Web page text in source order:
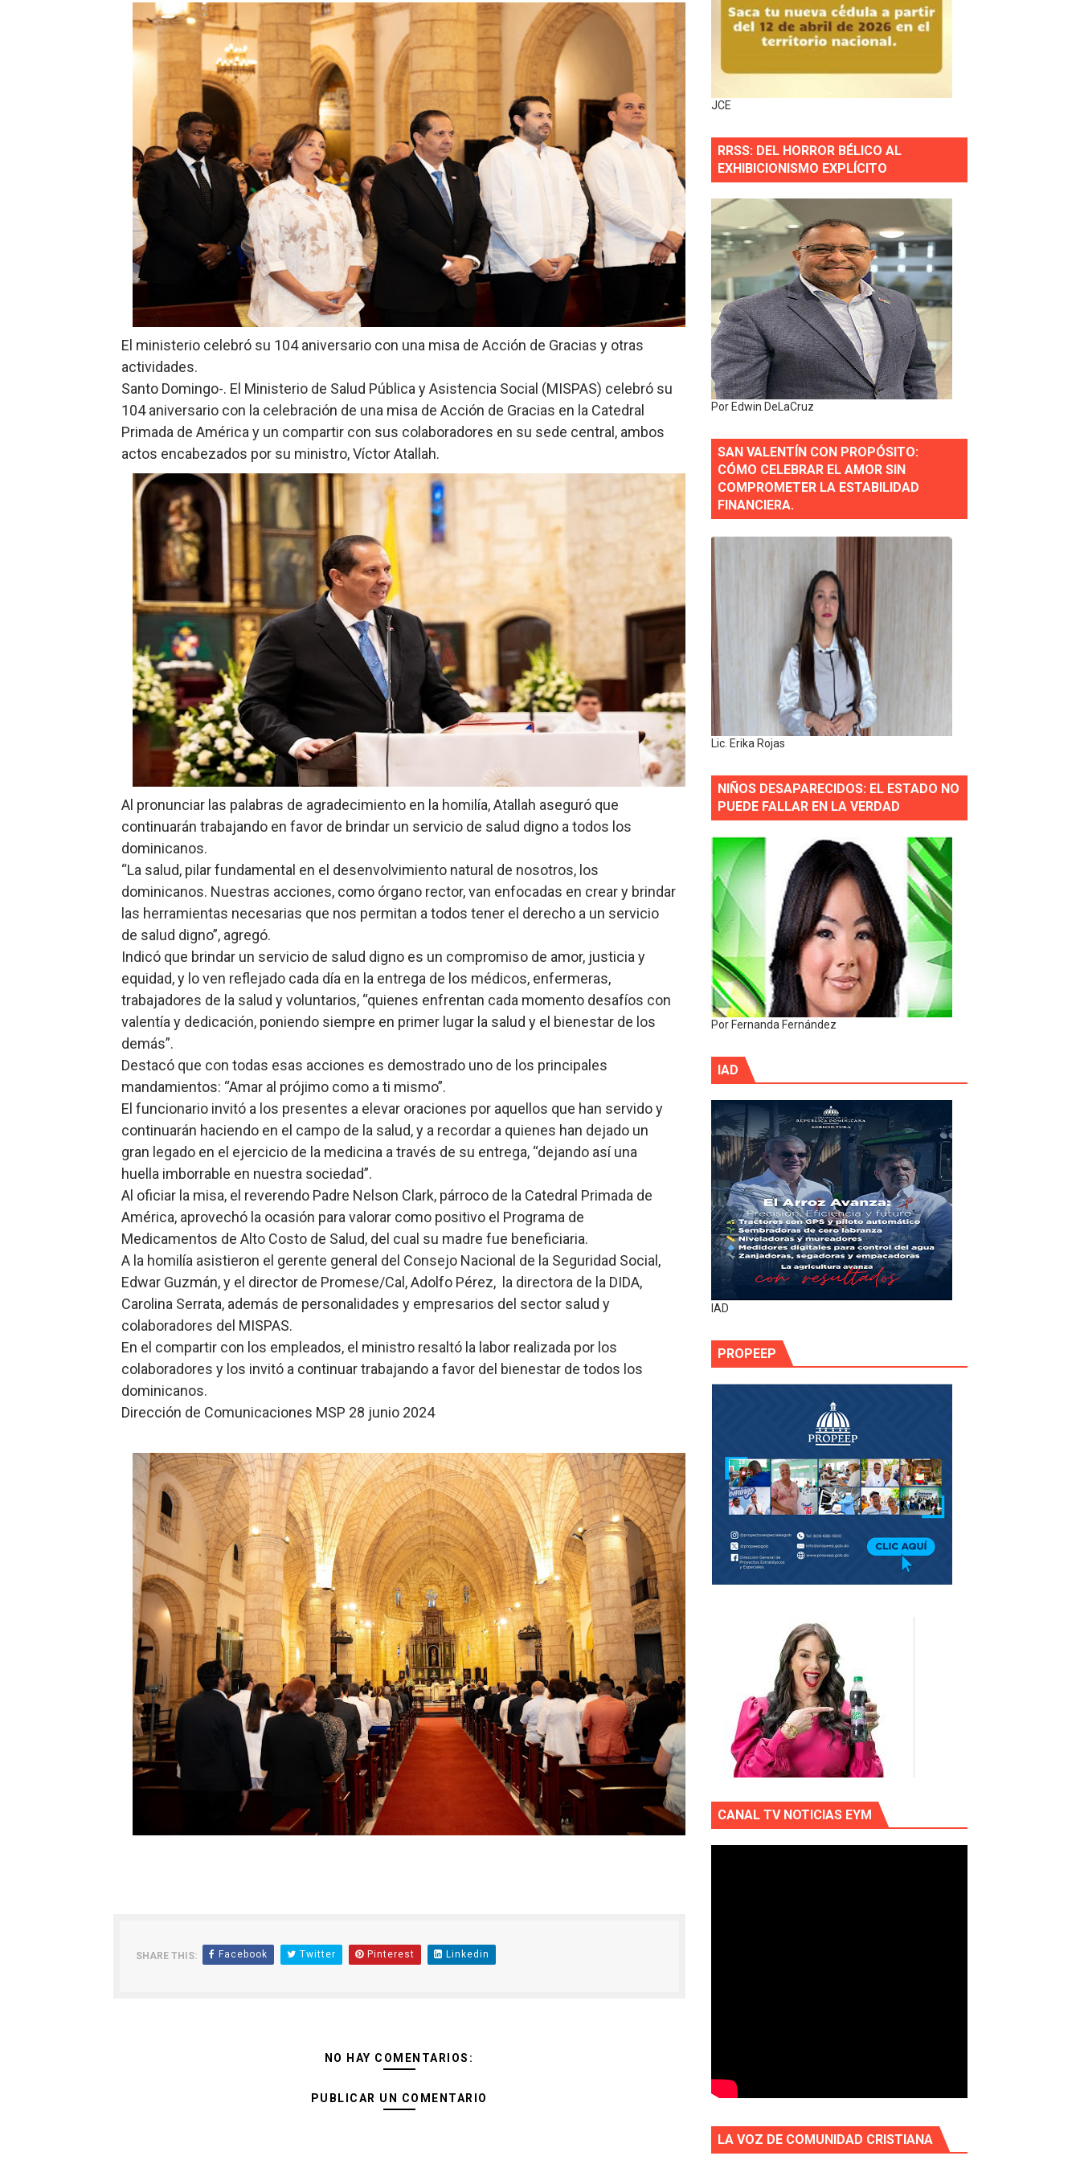
El magistrado Henry Molina decidió no seguir en la Presidencia de la Suprema Corte de Justicia.
​Domingo Plácido critica la situación económica y califica de ineficiente la gestión del gobierno
Graduación XII Promoción Servicio Militar Voluntario
Fellito Suberví asegura en Carolina Mejía RD tiene la oportunidad histórica de elegir la primera mujer presidente de la República
Hipótesis policial sobre atentado a balazos en la avenida Abraham Lincoln y fallecer horas después
CESDN urge fortalecer el sistema eléctrico ante constantes apagones en Santo Domingo Norte
Cacerolazos, gomas quemadas y bombas lagrimógenas: Tensión en la Fernández Domínguez por apagones en Cayenas y Residencial Amalia
Roberto Ángel Salcedo anuncia festival cultural para la región Este
Roberto Ángel Salcedo anuncia festival cultural para la región Este
Lee Ballester a los que se forman como agentes “Todo el equipo de la DGM debe acogerse a normas éticas y ser garante de los derechos de
Operativo Interinstitucional “Compromiso Ambiental 2.0”
Trabajadores de la prensa y Obispado de la Provincia Santo Domingo Acuerdan Alianza Estratégica para Impulsar el Desarrollo de Santo
Ministerio de Cultura anuncia ganadores de Premios Anuales de Literatura 2026 y el de Historia 2025
Más de 180 dirigentes sindicales de las Américas se reúnen en República Dominicana para fortalecer el diálogo social y el trabajo decente
Restaurante Amigos es reconocido por sus cuatro décadas de excelencia en el sector gastronómico
El ministerio celebró su 104 aniversario con una misa de Acción de Gracias y otras
actividades.
Santo Domingo-. El Ministerio de Salud Pública y Asistencia Social (MISPAS) celebró su
104 aniversario con la celebración de una misa de Acción de Gracias en la Catedral
Primada de América y un compartir con sus colaboradores en su sede central, ambos
actos encabezados por su ministro, Víctor Atallah.
Al pronunciar las palabras de agradecimiento en la homilía, Atallah aseguró que
continuarán trabajando en favor de brindar un servicio de salud digno a todos los
dominicanos.
“La salud, pilar fundamental en el desenvolvimiento natural de nosotros, los
dominicanos. Nuestras acciones, como órgano rector, van enfocadas en crear y brindar
las herramientas necesarias que nos permitan a todos tener el derecho a un servicio
de salud digno”, agregó.
Indicó que brindar un servicio de salud digno es un compromiso de amor, justicia y
equidad, y lo ven reflejado cada día en la entrega de los médicos, enfermeras,
trabajadores de la salud y voluntarios, “quienes enfrentan cada momento desafíos con
valentía y dedicación, poniendo siempre en primer lugar la salud y el bienestar de los
demás”.
Destacó que con todas esas acciones es demostrado uno de los principales
mandamientos: “Amar al prójimo como a ti mismo”.
El funcionario invitó a los presentes a elevar oraciones por aquellos que han servido y
continuarán haciendo en el campo de la salud, y a recordar a quienes han dejado un
gran legado en el ejercicio de la medicina a través de su entrega, “dejando así una
huella imborrable en nuestra sociedad”.
Al oficiar la misa, el reverendo Padre Nelson Clark, párroco de la Catedral Primada de
América, aprovechó la ocasión para valorar como positivo el Programa de
Medicamentos de Alto Costo de Salud, del cual su madre fue beneficiaria.
A la homilía asistieron el gerente general del Consejo Nacional de la Seguridad Social,
Edwar Guzmán, y el director de Promese/Cal, Adolfo Pérez, la directora de la DIDA,
Carolina Serrata, además de personalidades y empresarios del sector salud y
colaboradores del MISPAS.
En el compartir con los empleados, el ministro resaltó la labor realizada por los
colaboradores y los invitó a continuar trabajando a favor del bienestar de todos los
dominicanos.
Dirección de Comunicaciones MSP 28 junio 2024
SHARE THIS: Facebook Twitter Pinterest Linkedin
NO HAY COMENTARIOS:
PUBLICAR UN COMENTARIO
JCE
RRSS: DEL HORROR BÉLICO AL
EXHIBICIONISMO EXPLÍCITO
Por Edwin DeLaCruz
SAN VALENTÍN CON PROPÓSITO:
CÓMO CELEBRAR EL AMOR SIN
COMPROMETER LA ESTABILIDAD
FINANCIERA.
Lic. Erika Rojas
NIÑOS DESAPARECIDOS: EL ESTADO NO
PUEDE FALLAR EN LA VERDAD
Por Fernanda Fernández
IAD
IAD
PROPEEP
CANAL TV NOTICIAS EYM
LA VOZ DE COMUNIDAD CRISTIANA